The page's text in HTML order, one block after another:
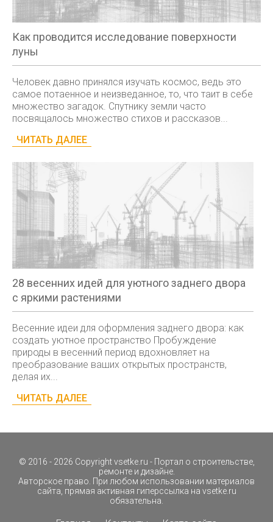
Как проводится исследование поверхности
луны
Человек давно принялся изучать космос, ведь это
самое потаенное и неизведанное, то, что таит в себе
множество загадок. Спутнику земли часто
посвящалось множество стихов и рассказов...
ЧИТАТЬ ДАЛЕЕ
28 весенних идей для уютного заднего двора
с яркими растениями
Весенние идеи для оформления заднего двора: как
создать уютное пространство Пробуждение
природы в весенний период вдохновляет на
преобразование ваших открытых пространств,
делая их...
ЧИТАТЬ ДАЛЕЕ
© 2016 - 2026 Copyrightvsetke.ru - Портал о строительстве,
ремонте и дизайне.
Авторское право. При любом использовании материалов
сайта, прямая активная гиперссылка на vsetke.ru
обязательна.